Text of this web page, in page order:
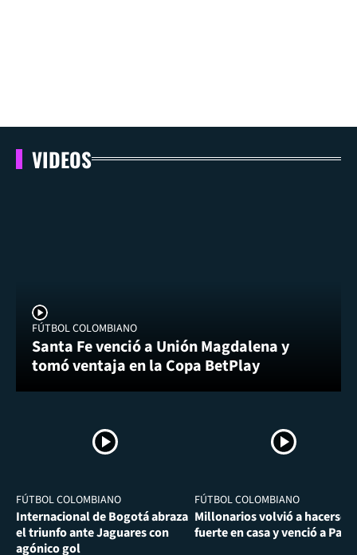
VIDEOS
FÚTBOL COLOMBIANO
Santa Fe venció a Unión Magdalena y
tomó ventaja en la Copa BetPlay
FÚTBOL COLOMBIANO
Internacional de Bogotá abraza
el triunfo ante Jaguares con
agónico gol
FÚTBOL COLOMBIANO
Millonarios volvió a hacerse
fuerte en casa y venció a